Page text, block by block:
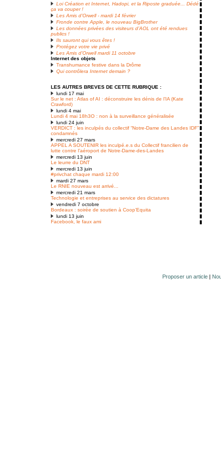
Loi Création et Internet, Hadopi, et la Riposte graduée... Dédé
ça va couper !
Les Amis d’Orwell - mardi 14 février
Fronde contre Apple, le nouveau BigBrother
Les données privées des visiteurs d’AOL ont été rendues
publics !
Ils sauront qui vous êtes !
Protégez votre vie privé
Les Amis d’Orwell mardi 11 octobre
Internet des objets
Transhumance festive dans la Drôme
Qui contrôlera Internet demain ?
LES AUTRES BREVES DE CETTE RUBRIQUE :
lundi 17 mai
Sur le net : Atlas of AI : déconstruire les dénis de l’IA (Kate
Crawford)
lundi 4 mai
Lundi 4 mai 18h3O : non à la surveillance généralisée
lundi 24 juin
VERDICT : les inculpés du collectif “Notre-Dame des Landes IDF”
condamnés
mercredi 27 mars
APPEL A SOUTENIR les inculpé.e.s du Collectif francilien de
lutte contre l’aéroport de Notre-Dame-des-Landes
mercredi 13 juin
Le leurre du DNT
mercredi 13 juin
#privchat chaque mardi 12:00
mardi 27 mars
Le RNIE nouveau est arrivé...
mercredi 21 mars
Technologie et entreprises au service des dictatures
vendredi 7 octobre
Bordeaux : soirée de soutien à Coop’Equita
lundi 13 juin
Facebook, le faux ami
Proposer un article |